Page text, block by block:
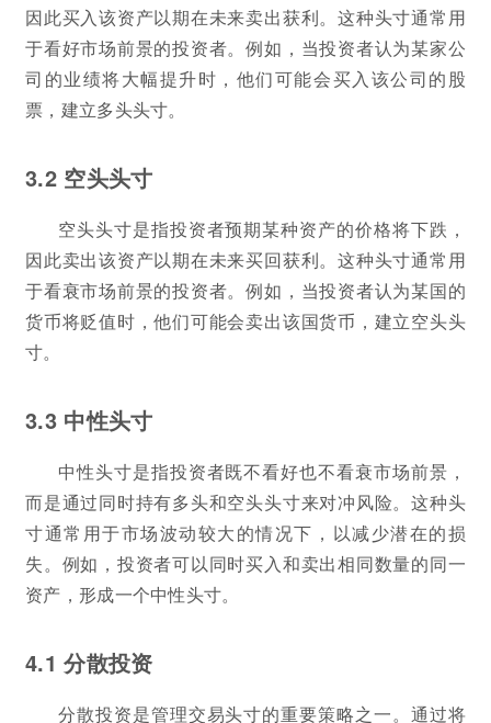
因此买入该资产以期在未来卖出获利。这种头寸通常用
于看好市场前景的投资者。例如，当投资者认为某家公
司的业绩将大幅提升时，他们可能会买入该公司的股
票，建立多头头寸。
3.2 空头头寸
空头头寸是指投资者预期某种资产的价格将下跌，
因此卖出该资产以期在未来买回获利。这种头寸通常用
于看衰市场前景的投资者。例如，当投资者认为某国的
货币将贬值时，他们可能会卖出该国货币，建立空头头
寸。
3.3 中性头寸
中性头寸是指投资者既不看好也不看衰市场前景，
而是通过同时持有多头和空头头寸来对冲风险。这种头
寸通常用于市场波动较大的情况下，以减少潜在的损
失。例如，投资者可以同时买入和卖出相同数量的同一
资产，形成一个中性头寸。
4.1 分散投资
分散投资是管理交易头寸的重要策略之一。通过将